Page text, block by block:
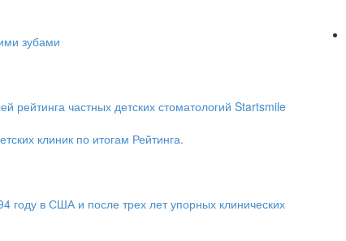
зубами
рейтинга частных детских стоматологий Startsmile
клиник по итогам Рейтинга.
году в США и после трех лет упорных клинических